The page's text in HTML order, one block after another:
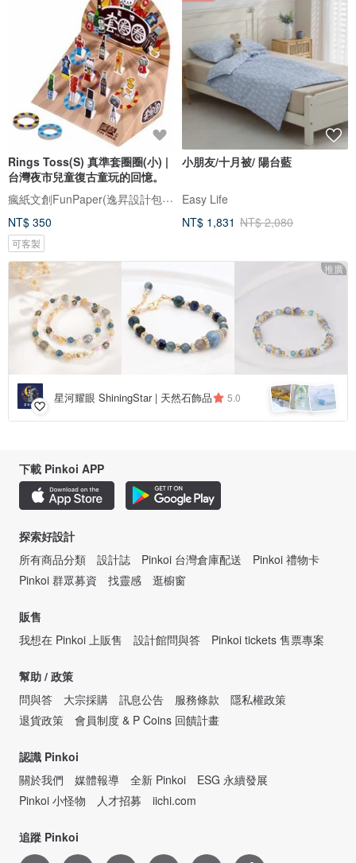
Rings Toss(S) 真準套圈圈(小) |
台灣夜市兒童復古童玩的回憶。
瘋紙文創FunPaper(逸昇設計包妝整合股份有限公司15853266)
NT$ 350
可客製
小朋友/十月被/ 陽台藍
Easy Life
NT$ 1,831 NT$ 2,080
推廣
星河耀眼 ShiningStar | 天然石飾品 5.0
下載 Pinkoi APP
探索好設計
所有商品分類
設計誌 Pinkoi 台灣倉庫配送
Pinkoi 禮物卡
Pinkoi 群眾募資
找靈感 逛櫥窗
販售
我想在 Pinkoi 上販售
設計館問與答 Pinkoi tickets 售票專案
幫助 / 政策
問與答
大宗採購 訊息公告 服務條款
隱私權政策
退貨政策
會員制度 & P Coins 回饋計畫
認識 Pinkoi
關於我們
媒體報導 全新 Pinkoi
ESG 永續發展
Pinkoi 小怪物
人才招募 iichi.com
追蹤 Pinkoi